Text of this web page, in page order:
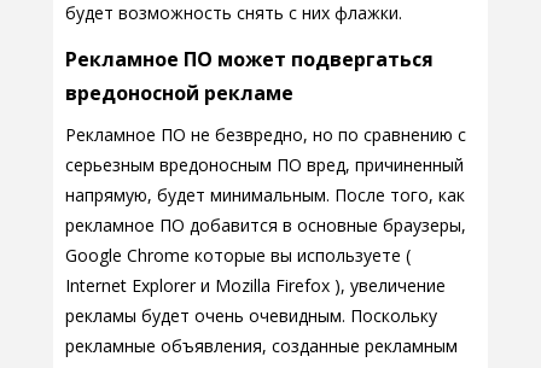
будет возможность снять с них флажки.
Рекламное ПО может подвергаться
вредоносной рекламе
Рекламное ПО не безвредно, но по сравнению с
серьезным вредоносным ПО вред, причиненный
напрямую, будет минимальным. После того, как
рекламное ПО добавится в основные браузеры,
Google Chrome которые вы используете (
Internet Explorer и Mozilla Firefox ), увеличение
рекламы будет очень очевидным. Поскольку
рекламные объявления, созданные рекламным